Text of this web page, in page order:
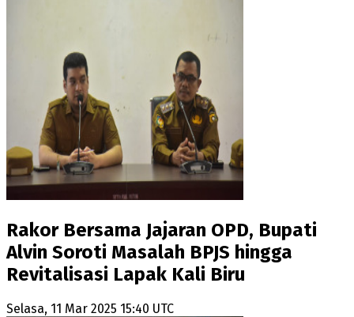
Rakor Bersama Jajaran OPD, Bupati
Alvin Soroti Masalah BPJS hingga
Revitalisasi Lapak Kali Biru
Selasa, 11 Mar 2025 15:40 UTC